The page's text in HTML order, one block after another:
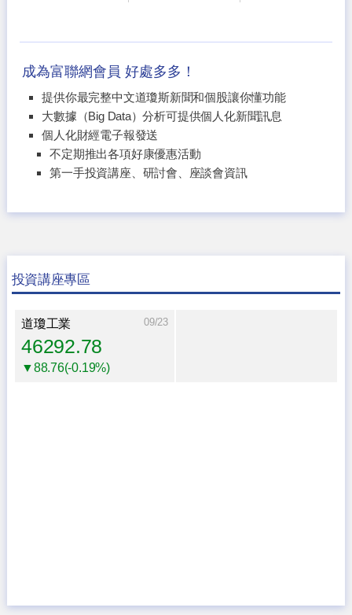
成為富聯網會員 好處多多！
提供你最完整中文道瓊斯新聞和個股讓你懂功能
大數據（Big Data）分析可提供個人化新聞訊息
個人化財經電子報發送
不定期推出各項好康優惠活動
第一手投資講座、研討會、座談會資訊
投資講座專區
道瓊工業 09/23
46292.78
▼88.76(-0.19%)